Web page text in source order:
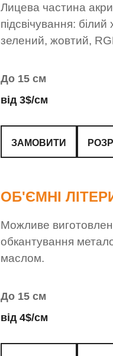
Лицева частина
підсвічування:
зелений, жовтий,
До 15 см
від 3$/см
ЗАМОВИТИ
ОБ'ЄМНІ
Можливе
обкантування
маслом.
До 15 см
від 4$/см